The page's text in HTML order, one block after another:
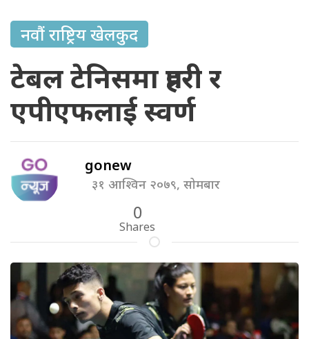
नवौं राष्ट्रिय खेलकुद
टेबल टेनिसमा प्रहरी र
एपीएफलाई स्वर्ण
gonew
३१ आश्विन २०७९, सोमबार
0
Shares